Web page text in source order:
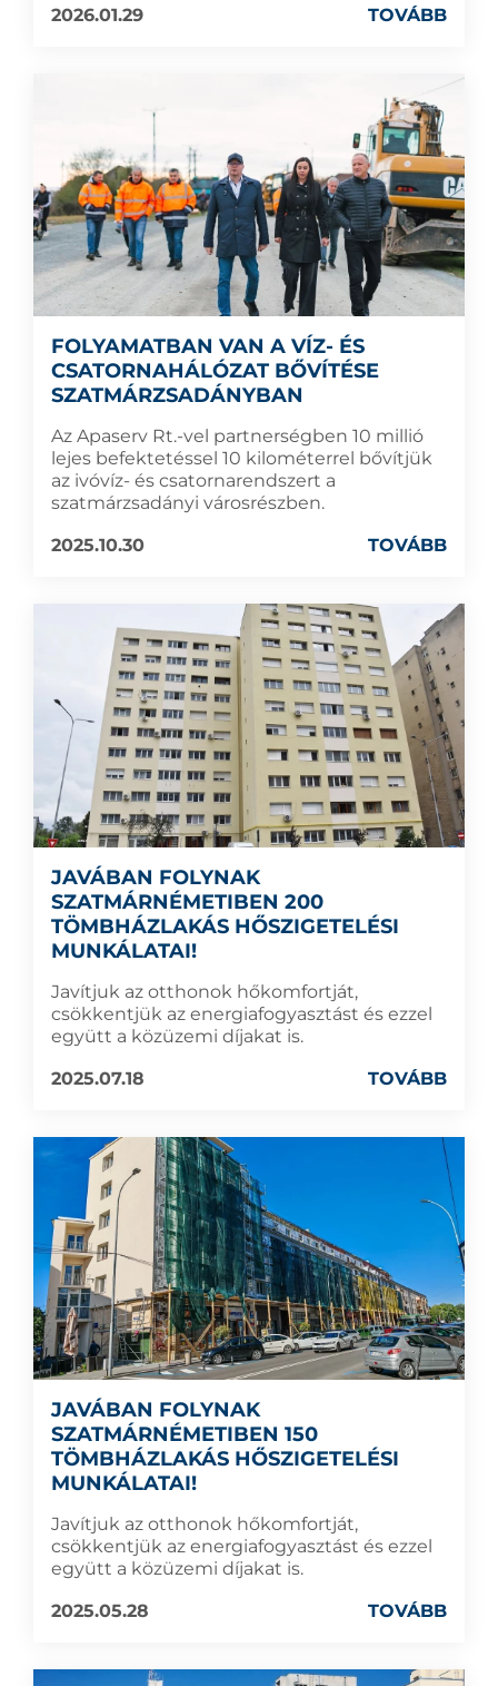
2026.01.29 TOVÁBB
FOLYAMATBAN VAN A VÍZ- ÉS
CSATORNAHÁLÓZAT BŐVÍTÉSE
SZATMÁRZSADÁNYBAN
Az Apaserv Rt.-vel partnerségben 10 millió
lejes befektetéssel 10 kilométerrel bővítjük
az ivóvíz- és csatornarendszert a
szatmárzsadányi városrészben.
2025.10.30
TOVÁBB
JAVÁBAN FOLYNAK
SZATMÁRNÉMETIBEN 200
TÖMBHÁZLAKÁS HŐSZIGETELÉSI
MUNKÁLATAI!
Javítjuk az otthonok hőkomfortját,
csökkentjük az energiafogyasztást és ezzel
együtt a közüzemi díjakat is.
2025.07.18
TOVÁBB
JAVÁBAN FOLYNAK
SZATMÁRNÉMETIBEN 150
TÖMBHÁZLAKÁS HŐSZIGETELÉSI
MUNKÁLATAI!
Javítjuk az otthonok hőkomfortját,
csökkentjük az energiafogyasztást és ezzel
együtt a közüzemi díjakat is.
2025.05.28
TOVÁBB